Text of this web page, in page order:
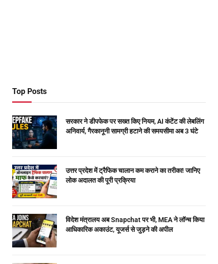
Top Posts
सरकार ने डीपफेक पर सख्त किए नियम, AI कंटेंट की लेबलिंग
अनिवार्य, गैरकानूनी सामग्री हटाने की समयसीमा अब 3 घंटे
उत्तर प्रदेश में ट्रैफिक चालान कम कराने का तरीका! जानिए
लोक अदालत की पूरी प्रक्रिया
विदेश मंत्रालय अब Snapchat पर भी, MEA ने लॉन्च किया
आधिकारिक अकाउंट, यूजर्स से जुड़ने की अपील